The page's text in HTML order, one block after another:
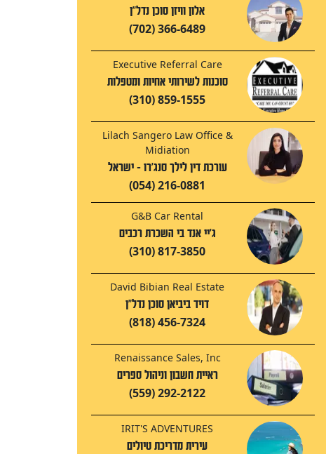
אלון וויזן סוכן נדל"ן
(702) 366-6489
Executive Referral Care
סוכנות לשירותי אחיות ומטפלות
(310) 859-1555
Lilach Sangero Law Office &
Midiation
עורכת דין לילך סנג'רו - ישראל
(054) 216-0881
G&B Car Rental
ג'יי אנד בי השכרת רכבים
(310) 817-3850
David Bibian Real Estate
דויד ביביאן סוכן נדל"ן
(818) 456-7324
Renaissance Sales, Inc
ראיית חשבון וניהול ספרים
(559) 292-2122
IRIT'S ADVENTURES
עירית מדריכת טיולים